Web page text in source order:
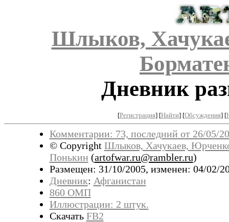
Шлыков,
Дневник
[Регистрация] [Найти] [Обсуждения] [
Комментарии: 73, последний от 26/05/
© Copyright Шлыков, Хачукаев,
Понькин (artofwar.ru@rambler.ru)
Размещен: 31/10/2005, изменен: 04/02/
Дневник: Афганистан
860 ОМП
Иллюстрации: 2 штук.
Скачать FB2